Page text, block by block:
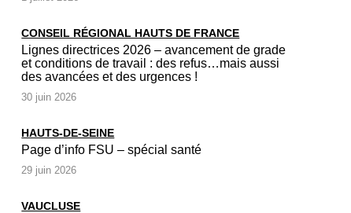
CONSEIL RÉGIONAL HAUTS DE FRANCE
Lignes directrices 2026 – avancement de grade
et conditions de travail : des refus…mais aussi
des avancées et des urgences !
30 juin 2026
HAUTS-DE-SEINE
Page d’info FSU – spécial santé
29 juin 2026
VAUCLUSE